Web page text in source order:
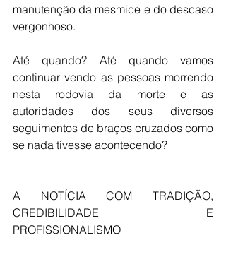
manutenção da mesmice e do descaso
vergonhoso.
Até quando? Até quando vamos
continuar vendo as pessoas morrendo
nesta rodovia da morte e as
autoridades dos seus diversos
seguimentos de braços cruzados como
se nada tivesse acontecendo?
A NOTÍCIA COM TRADIÇÃO,
CREDIBILIDADE E
PROFISSIONALISMO